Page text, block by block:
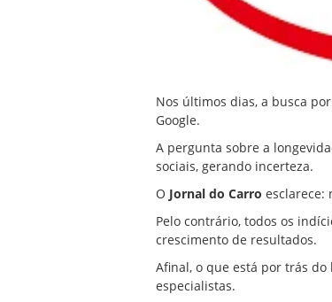
Nos últimos dias, a busca por
Google.
A pergunta sobre a
sociais, gerando incerteza.
O Jornal do Carro esclarece:
Pelo contrário, todos os
crescimento de resultados.
Afinal, o que está por trás do
especialistas.